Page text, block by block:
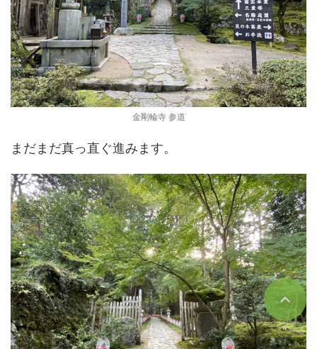
金剛輪寺 参道
まだまだ真っ直ぐ進みます。